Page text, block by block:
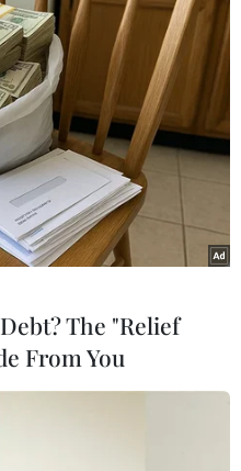
#Dynamite
#K-pop
The "Relief
From You